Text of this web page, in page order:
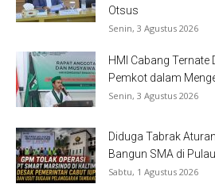
Otsus
Senin, 3 Agustus 2026
HMI Cabang Ternate
Pemkot dalam
Senin, 3 Agustus 2026
Diduga Tabrak
Bangun SMA di
Sabtu, 1 Agustus 2026